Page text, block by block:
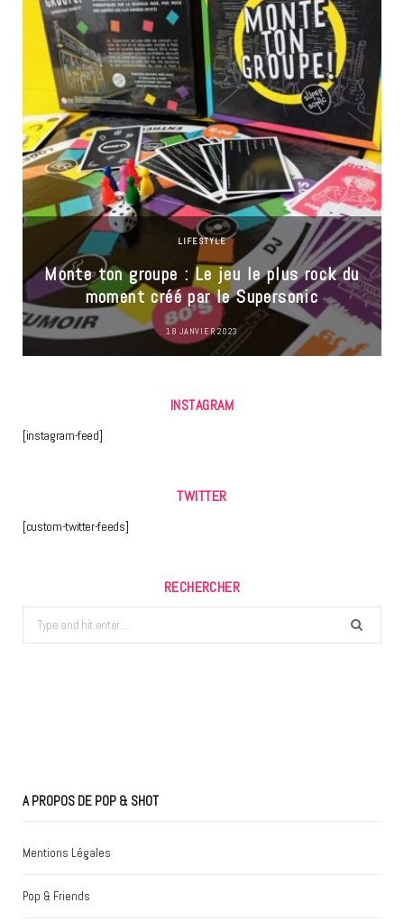
LIFESTYLE
Monte ton groupe : Le jeu le plus rock du
moment créé par le Supersonic
18 JANVIER 2023
INSTAGRAM
[instagram-feed]
TWITTER
[custom-twitter-feeds]
RECHERCHER
Search
for:
A PROPOS DE POP & SHOT
Mentions Légales
Pop & Friends